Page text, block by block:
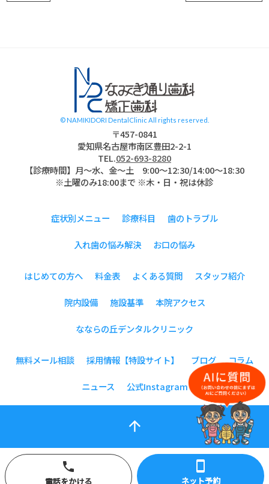
phone
電話をかける
smartphone
ネット予約
© NAMIKIDORI DentalClinic All rights reserved.
〒457-0841
愛知県名古屋市南区豊田2-2-1
TEL.052-693-8280
【診療時間】月〜水、金～土 9:00〜12:30/14:00～18:30
※土曜のみ18:00まで ※木・日・祝は休診
症状別メニュー 診療科目 歯のトラブル
入れ歯の悩み解決 お口の悩み
はじめての方へ 料金表 よくある質問 スタッフ紹介
院内設備 施設基準 本院アクセス
なならの丘デンタルクリニック
無料メール相談 採用情報【特設サイト】 ブログ コラム
ニュース 公式Instagram
arrow_upward